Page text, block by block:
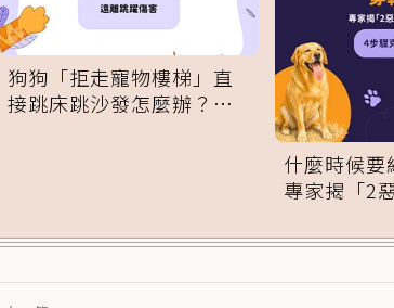
狗狗「拒走寵物樓梯」直
接跳床跳沙發怎麼辦？專
什麼時候要
專家揭「2